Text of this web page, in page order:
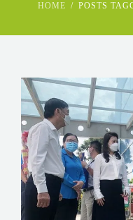
CONTACT
SURVEY
HOME POSTS